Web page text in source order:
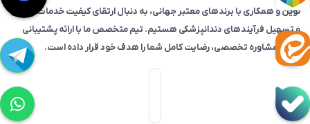
نوین و همکاری با برندهای معتبر جهانی، به دنبال ارتقای کیفیت خدمات درمانی
و تسهیل فرآیندهای دندانپزشکی هستیم. تیم متخصص ما با ارائه پشتیبانی
فنی و مشاوره تخصصی، رضایت کامل شما را هدف خود قرار داده است.